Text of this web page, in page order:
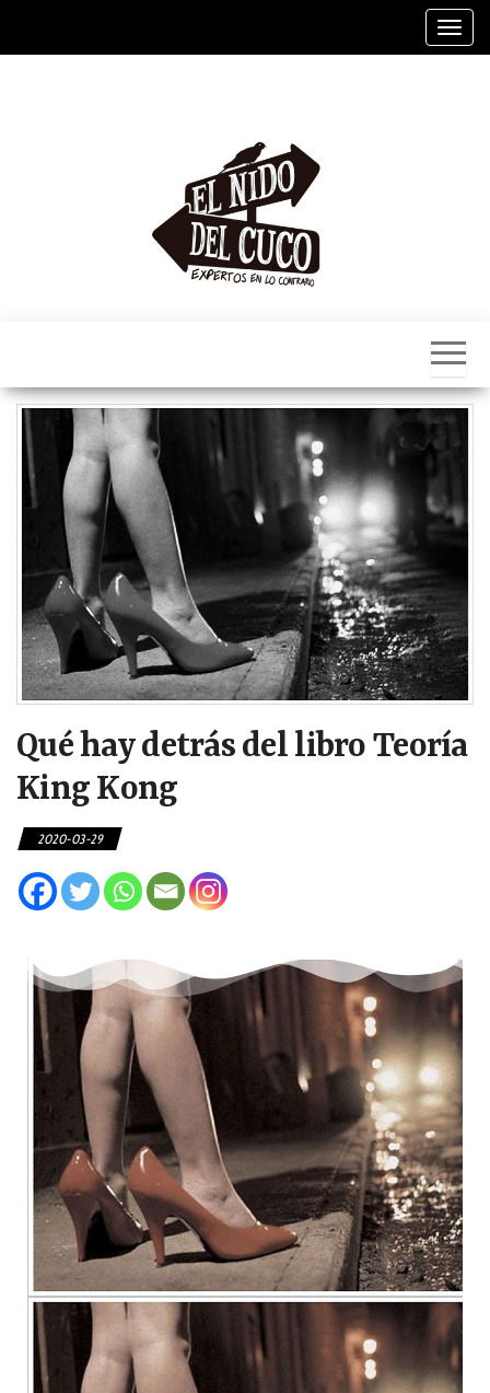
Nido
Del
Cuco
Qué hay detrás del libro Teoría
King Kong
2020-03-29